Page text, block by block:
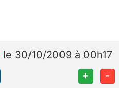
le 30/10/2009 à 00h17
+ -